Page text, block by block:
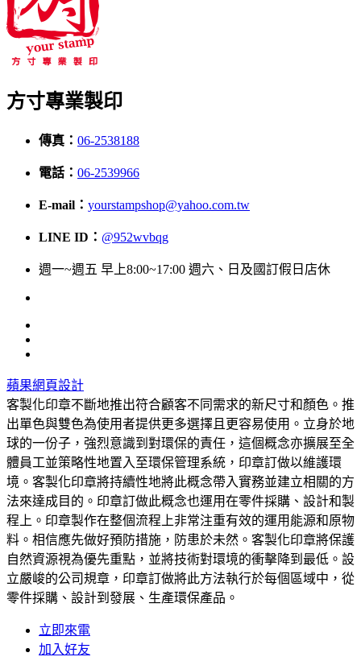
方寸專業製印
傳真： 06-2538188
電話： 06-2539966
E-mail： yourstampshop@yahoo.com.tw
LINE ID： @952wvbqg
週一~週五 早上8:00~17:00 週六、日及國訂假日店休
蘋果網頁設計
客製化印章不斷地推出符合顧客不同需求的新尺寸和顏色。推
出單色與雙色為使用者提供更多選擇且更容易使用。立身於地
球的一份子，強烈意識到對環保的責任，這個概念亦擴展至全
體員工並策略性地置入至環保管理系統，印章訂做以維護環
境。客製化印章將持續性地將此概念帶入實務並建立相關的方
法來達成目的。印章訂做此概念也運用在零件採購、設計和製
程上。印章製作在整個流程上非常注重有效的運用能源和原物
料。相信應先做好預防措施，防患於未然。客製化印章將保護
自然資源視為優先重點，並將技術對環境的衝擊降到最低。設
立嚴峻的公司規章，印章訂做將此方法執行於每個區域中，從
零件採購、設計到發展、生產環保產品。
立即來電
加入好友